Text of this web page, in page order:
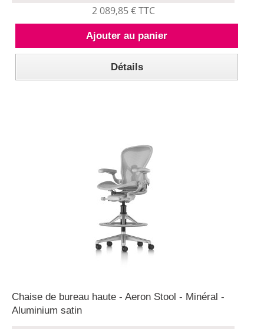
2 089,85 € TTC
Ajouter au panier
Détails
Chaise de bureau haute - Aeron Stool - Minéral -
Aluminium satin